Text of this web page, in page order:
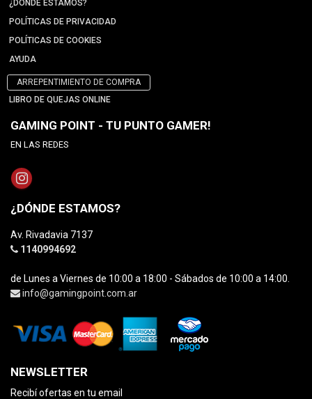
¿DÓNDE ESTAMOS?
POLÍTICAS DE PRIVACIDAD
POLÍTICAS DE COOKIES
AYUDA
ARREPENTIMIENTO DE COMPRA
LIBRO DE QUEJAS ONLINE
GAMING POINT - TU PUNTO GAMER!
EN LAS REDES
¿DÓNDE ESTAMOS?
Av. Rivadavia 7137
1140994692
de Lunes a Viernes de 10:00 a 18:00 - Sábados de 10:00 a 14:00.
info@gamingpoint.com.ar
NEWSLETTER
Recibí ofertas en tu email